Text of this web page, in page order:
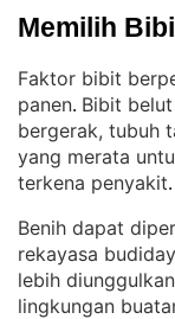
Memilih
Faktor bibit
panen. Bibit
bergerak, tubuh
yang merata
terkena penyakit.
Benih dapat
rekayasa
lebih
lingkungan